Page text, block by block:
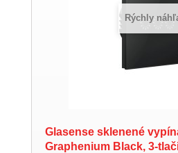
Rýchly
Glasense sklenené
Graphenium Black, 3-